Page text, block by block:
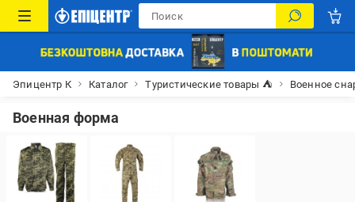
Эпицентр К Каталог Туристические товары ⛺ Военное
Военная форма